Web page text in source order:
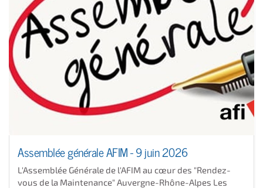
Assemblée générale AFIM - 9 juin 2026
L'Assemblée Générale de l'AFIM au cœur des "Rendez-
vous de la Maintenance" Auvergne-Rhône-Alpes Les